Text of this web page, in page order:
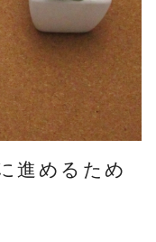
進めるため